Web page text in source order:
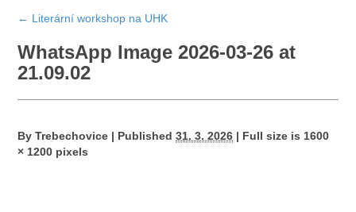
← Literární workshop na UHK
WhatsApp Image 2026-03-26 at
21.09.02
By Trebechovice | Published 31. 3. 2026 | Full size is 1600
× 1200 pixels